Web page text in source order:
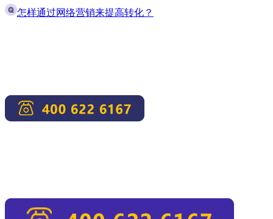
怎样通过网络营销来提高转化？